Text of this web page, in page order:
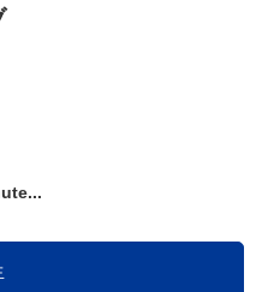
キングなど
チェック！